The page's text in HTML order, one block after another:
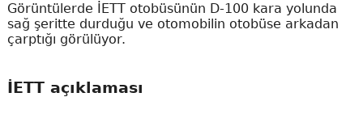
Görüntülerde İETT otobüsünün D-100 kara yolunda
sağ şeritte durduğu ve otomobilin otobüse arkadan
çarptığı görülüyor.
İETT açıklaması